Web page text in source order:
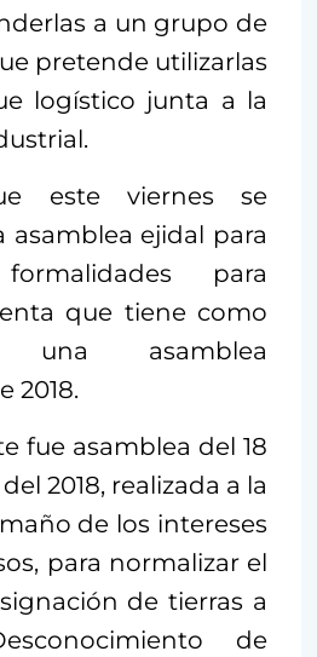
a un grupo de
pretende utilizarlas
logístico junta a la
este viernes se
asamblea ejidal para
para
que tiene como
una asamblea
2018.
fue asamblea del 18
2018, realizada a la
de los intereses
para normalizar el
de tierras a
de